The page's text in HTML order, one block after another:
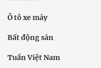
Ô tô xe máy
Bất động sản
Tuần Việt Nam